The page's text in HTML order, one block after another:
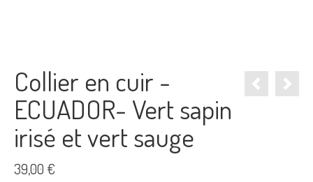
Collier en cuir -
ECUADOR- Vert sapin
irisé et vert sauge
39,00 €